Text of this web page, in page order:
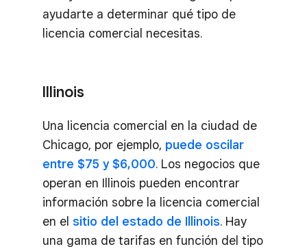
ayudarte a determinar qué tipo de
licencia comercial necesitas.
Illinois
Una licencia comercial en la ciudad de
Chicago, por ejemplo, puede oscilar
entre $75 y $6,000. Los negocios que
operan en Illinois pueden encontrar
información sobre la licencia comercial
en el sitio del estado de Illinois. Hay
una gama de tarifas en función del tipo